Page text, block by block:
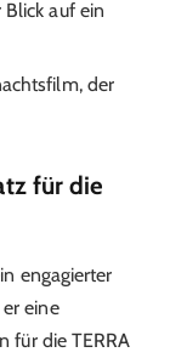
auf ein
der
für die
engagierter
eine
für die TERRA